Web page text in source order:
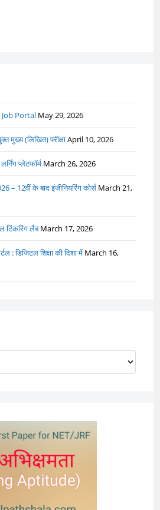
Portal May 29, 2026
मुख्य (लिखित) परीक्षाApril 10, 2026
प्लेटफॉर्म March 26, 2026
12वीं के बाद इंजीनियरिंग कोर्स March 21,
टिंकरिंग लैब March 17, 2026
: डिजिटल शिक्षा की दिशा में March 16,